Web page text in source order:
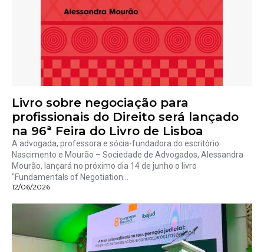
Livro sobre negociação para
profissionais do Direito será lançado
na 96ª Feira do Livro de Lisboa
A advogada, professora e sócia-fundadora do escritório
Nascimento e Mourão – Sociedade de Advogados, Alessandra
Mourão, lançará no próximo dia 14 de junho o livro
"Fundamentals of Negotiation...
12/06/2026